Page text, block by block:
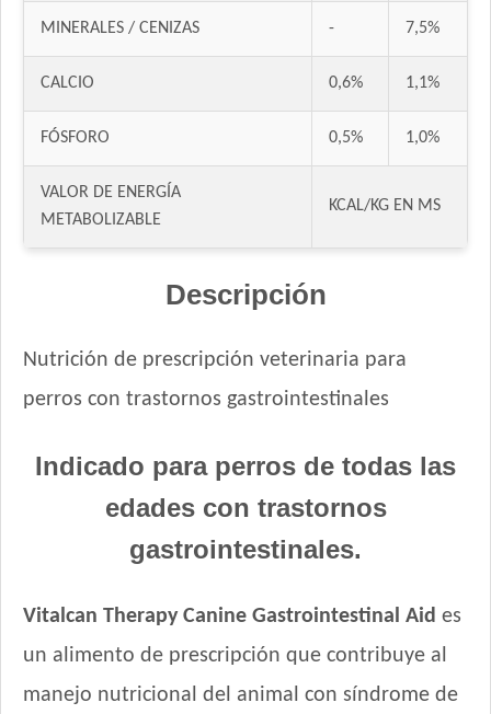
DogPro Perro Adulto
Dogpro Mordida Pequeña
Dogpro Reduced Calories
Dogui Perro Adulto
Estampa Plus Perro Adulto de Raza Mediana y Grande
Eukanuba Adult Large Breed
Eukanuba Adult Medium Breed
Eukanuba Fit Body Weight Control Large Breed
Eukanuba Fit Body Weight Control Medium Breed
Eukanuba Fit Body Weight Control Small Breed
Exact Perro Adulto
Exact Premium Perro Adulto
MINERALES / CENIZAS - 7,5%
CALCIO 0,6% 1,1%
FÓSFORO 0,5% 1,0%
VALOR DE ENERGÍA
METABOLIZABLE
KCAL/KG EN MS
Descripción
Nutrición de prescripción veterinaria para
perros con trastornos gastrointestinales
Indicado para perros de todas las
edades con trastornos
gastrointestinales.
Vitalcan Therapy Canine Gastrointestinal Aid es
un alimento de prescripción que contribuye al
manejo nutricional del animal con síndrome de